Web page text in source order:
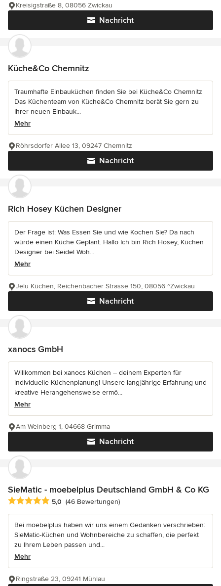
Nachricht
Kreisigstraße 8, 08056 Zwickau
Küche&Co Chemnitz
Traumhafte Einbauküchen finden Sie bei Küche&Co Chemnitz
Das Küchenteam von Küche&Co Chemnitz berät Sie gern zu
Ihrer neuen Einbauk...
Mehr
Nachricht
Röhrsdorfer Allee 13, 09247 Chemnitz
Rich Hosey Küchen Designer
Der Frage ist: Was Essen Sie und wie Kochen Sie? Da nach
würde einen Küche Geplant. Hallo Ich bin Rich Hosey, Küchen
Designer bei Seidel Woh...
Mehr
Nachricht
Jelu Küchen, Reichenbacher Strasse 150, 08056 ^Zwickau
xanocs GmbH
Willkommen bei xanocs Küchen – deinem Experten für
individuelle Küchenplanung! Unsere langjährige Erfahrung und
kreative Herangehensweise ermö...
Mehr
Nachricht
Am Weinberg 1, 04668 Grimma
SieMatic - moebelplus Deutschland GmbH & Co KG
Durchschnittliche Bewertung: 5 von 5 Sternen
5,0 (46 Bewertungen)
Bei moebelplus haben wir uns einem Gedanken verschrieben:
SieMatic-Küchen und Wohnbereiche zu schaffen, die perfekt
zu Ihrem Leben passen und...
Mehr
Ringstraße 23, 09241 Mühlau